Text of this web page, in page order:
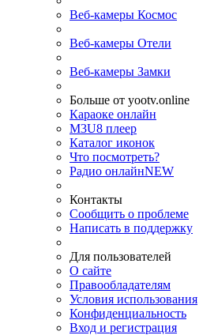
Веб-камеры Космос
Веб-камеры Отели
Веб-камеры Замки
Больше от yootv.online
Караоке онлайн
M3U8 плеер
Каталог иконок
Что посмотреть?
Радио онлайнNEW
Контакты
Сообщить о проблеме
Написать в поддержку
Для пользователей
О сайте
Правообладателям
Условия использования
Конфиденциальность
Вход и регистрация